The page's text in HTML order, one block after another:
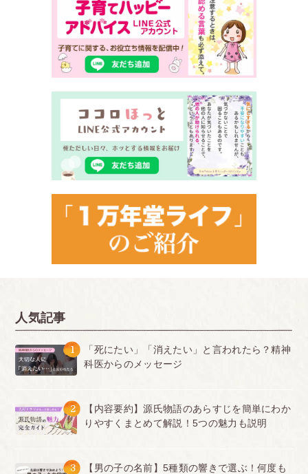
人気記事
1
「死にたい」「消えたい」と言われたら？精神
科医からのメッセージ
2
【内容要約】源氏物語のあらすじを簡単にわか
りやすくまとめて解説！5つの魅力も説明
3
【男の子の名前】5種類の響きで選ぶ！何度も